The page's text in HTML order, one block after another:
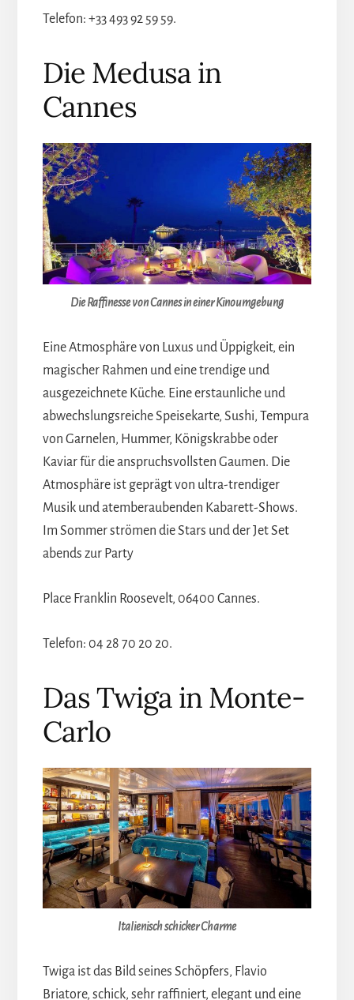
Telefon: +33 493 92 59 59.
Die Medusa in
Cannes
Die Raffinesse von Cannes in einer Kinoumgebung
Eine Atmosphäre von Luxus und Üppigkeit, ein
magischer Rahmen und eine trendige und
ausgezeichnete Küche. Eine erstaunliche und
abwechslungsreiche Speisekarte, Sushi, Tempura
von Garnelen, Hummer, Königskrabbe oder
Kaviar für die anspruchsvollsten Gaumen. Die
Atmosphäre ist geprägt von ultra-trendiger
Musik und atemberaubenden Kabarett-Shows.
Im Sommer strömen die Stars und der Jet Set
abends zur Party
Place Franklin Roosevelt, 06400 Cannes.
Telefon: 04 28 70 20 20.
Das Twiga in Monte-
Carlo
Italienisch schicker Charme
Twiga ist das Bild seines Schöpfers, Flavio
Briatore, schick, sehr raffiniert, elegant und eine